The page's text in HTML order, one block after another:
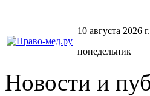
10 августа 2026 г.
понедельник
Новости и